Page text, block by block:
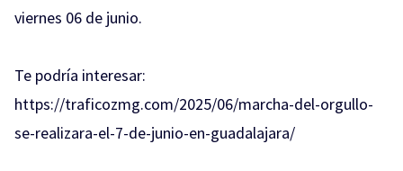
viernes 06 de junio.
Te podría interesar:
https://traficozmg.com/2025/06/marcha-del-orgullo-
se-realizara-el-7-de-junio-en-guadalajara/